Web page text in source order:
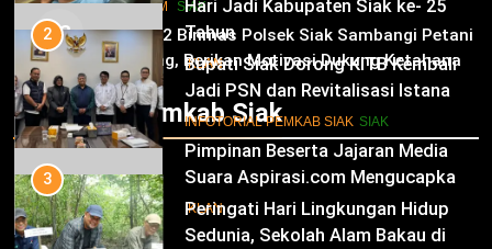
Hari Jadi Kabupaten Siak ke- 25
Tahun
IKLAN
12
Pimpinan Beserta Jajaran Media
Suara Aspirasi.com Mengucapkan
Selamat HUT RI Ke-79
IKLAN
03
HUKRIM SIAK
Panit 2 Binmas Polsek Siak Sambangi Petani
Jagung, Berikan Motivasi Dukung Ketahanan
Pangan Nasional
Infotorial Pemkab Siak
2
Bupati Siak Dorong KITB Kembali
Jadi PSN dan Revitalisasi Istana
Kesultanan Siak
INFOTORIAL PEMKAB SIAK SIAK
3
Peringati Hari Lingkungan Hidup
Sedunia, Sekolah Alam Bakau di